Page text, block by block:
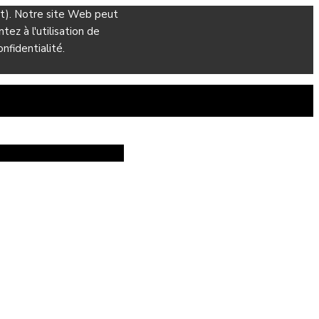
Notre site Web peut
à l'utilisation de